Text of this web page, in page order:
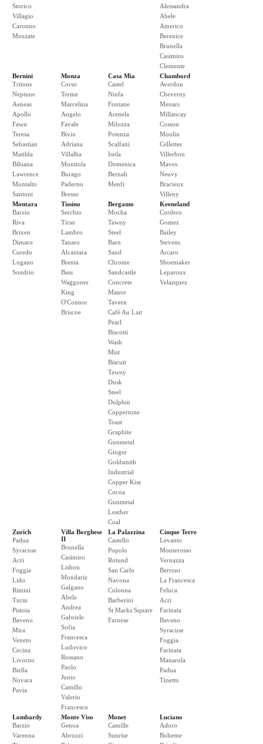
Storico
Villagio
Caronno
Mozzate
Alessandra
Abele
Americo
Berenice
Brunella
Casimiro
Clemente
Bernini
Tritone
Neptune
Aeneas
Apollo
Fawn
Teresa
Sebastian
Matilda
Bibiana
Lawrence
Montalto
Santoni
Monza
Corso
Terme
Marcelina
Angelo
Favale
Bivio
Adriana
Villalba
Monitola
Burago
Paderno
Bresso
Casa Mia
Castel
Ninfa
Fontane
Arenela
Milozza
Potenza
Scalfani
Isola
Domenica
Bernali
Menfi
Chambord
Averdon
Cheverny
Menars
Millancay
Cosson
Moulin
Cellettes
Villerbon
Maves
Neuvy
Bracieux
Villeny
Montara
Barzio
Riva
Brixen
Dimaro
Coredo
Lugano
Sondrio
Tissino
Serchio
Tirso
Lambro
Tanaro
Alcantara
Brenta
Bass
Waggoner
King
O'Connor
Briscoe
Bergamo
Mocha
Tawny
Steel
Barn
Sand
Chrome
Sandcastle
Concrete
Manor
Tavern
Café Au Lait
Pearl
Biscotti
Wash
Mist
Biscuit
Tawny
Dusk
Steel
Dolphin
Coppertone
Toast
Graphite
Gunmetal
Ginger
Goldsmith
Industrial
Copper Kiss
Cocoa
Gunmetal
Leather
Coal
Keeneland
Cordero
Gomez
Bailey
Stevens
Arcaro
Shoemaker
Leparoux
Velazquez
Zurich
Padua
Syracuse
Acri
Foggia
Lido
Rimini
Turin
Pistoia
Baveno
Mira
Veneto
Cecina
Livorno
Biella
Novara
Pavia
Villa Borghese
II
Brunella
Casimiro
Lisbon
Mondariz
Galgano
Abele
Andrea
Gabriele
Sofia
Francesca
Ludovico
Rossano
Paolo
Junio
Camillo
Valerio
Francesco
La Palazzina
Castello
Popolo
Rotund
San Carlo
Navona
Colonna
Barberini
St Marks Square
Farnese
Cinque Terre
Levanto
Monterosso
Vernazza
Berroni
La Francesca
Feluca
Acri
Farinata
Baveno
Syracuse
Foggia
Farinata
Manarola
Padua
Tinetto
Lombardy
Barzio
Varenna
Monte Viso
Genoa
Abruzzi
Monet
Camille
Sunrise
Luciano
Adoro
Boheme